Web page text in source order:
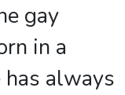
gay
in a
always